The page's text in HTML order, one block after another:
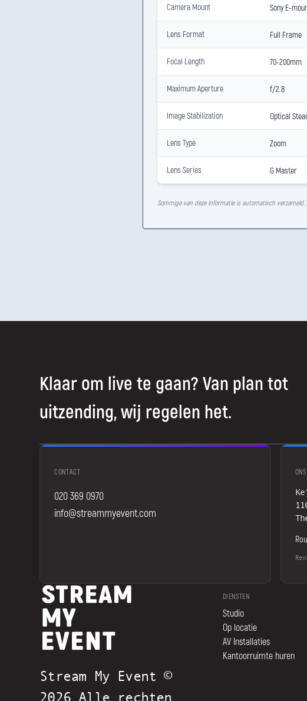
Camera Mount Sony E-
Lens Format Full Frame
Focal Length 70-200mm
Maximum Aperture f/2.8
Image Stabilization Optical
Lens Type Zoom
Lens Series G Master
Sommige van deze informatie is automatisch
Klaar om live te gaan? Van plan tot
uitzending, wij regelen het.
CONTACT
020 369 0970
info@streammyevent.com
Stream My Event ©
2026 Alle rechten
DIENSTEN
Studio
Op locatie
AV Installaties
Kantoorruimte huren